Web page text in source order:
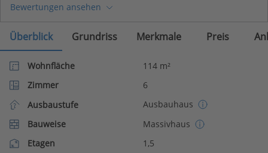
Bewertungen ansehen
Überblick Grundriss Merkmale Preis
Wohnfläche
114 m²
Zimmer
6
Ausbaustufe
Ausbauhaus
Bauweise
Massivhaus
Etagen
1,5